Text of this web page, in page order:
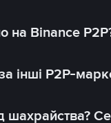
на Binance
інші P2P-
шахрайства?